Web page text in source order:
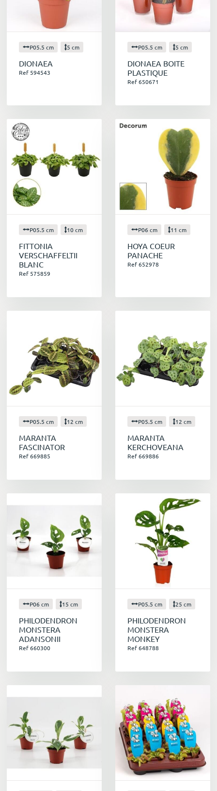
P05.5 cm 5 cm
DIONAEA
Ref 594543
P05.5 cm 5 cm
DIONAEA BOITE
PLASTIQUE
Ref 650671
P05.5 cm 10 cm
FITTONIA
VERSCHAFFELTII
BLANC
Ref 575859
P06 cm 11 cm
HOYA COEUR
PANACHE
Ref 652978
P05.5 cm 12 cm
MARANTA
FASCINATOR
Ref 669885
P05.5 cm 12 cm
MARANTA
KERCHOVEANA
Ref 669886
P06 cm 15 cm
PHILODENDRON
MONSTERA
ADANSONII
Ref 660300
P05.5 cm 25 cm
PHILODENDRON
MONSTERA
MONKEY
Ref 648788